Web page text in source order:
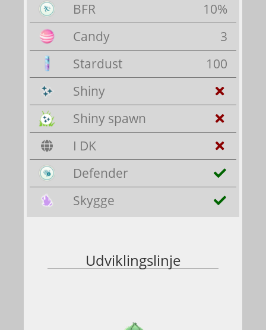
10%
BFR
3
Candy
100
Stardust
Shiny
Shiny spawn
I DK
Defender
Skygge
Udviklingslinje